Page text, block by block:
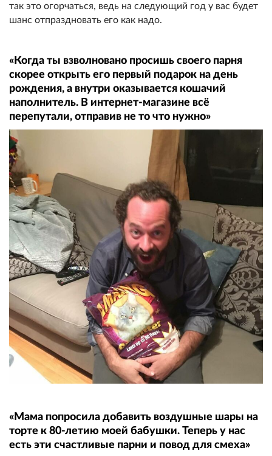
так это огорчаться, ведь на следующий год у вас будет
шанс отпраздновать его как надо.
«Когда ты взволновано просишь своего парня
скорее открыть его первый подарок на день
рождения, а внутри оказывается кошачий
наполнитель. В интернет-магазине всё
перепутали, отправив не то что нужно»
«Мама попросила добавить воздушные шары на
торте к 80-летию моей бабушки. Теперь у нас
есть эти счастливые парни и повод для смеха»